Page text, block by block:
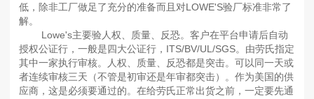
低，除非工厂做足了充分的准备而且对LOWE'S验厂标准非常了
解。
Lowe's主要验人权、质量、反恐。客户在平台申请后自动
授权公证行，一般是四大公证行，ITS/BV/UL/SGS。由劳氏指定
其中一家执行审核。人权、质量、反恐都是突击。可以同一天或
者连续审核三天（不管是初审还是年审都突击）。作为美国的供
应商，这是必须要通过的。在给劳氏正常出货之前，一定要先通